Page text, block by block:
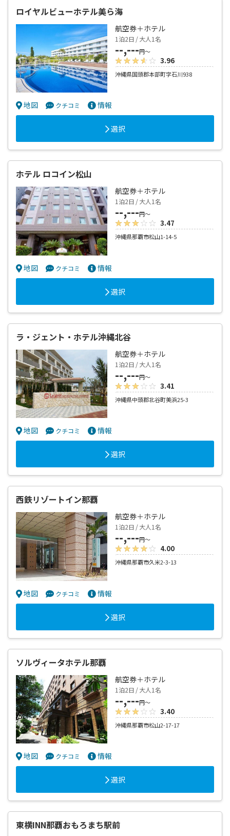
ロイヤルビューホテル美ら海
航空券＋ホテル
1泊2日 / 大人1名
--,---円～
3.96
沖縄県国頭郡本部町字石川938
地図 クチコミ 情報
選択
ホテル ロコイン松山
航空券＋ホテル
1泊2日 / 大人1名
--,---円～
3.47
沖縄県那覇市松山1-14-5
地図 クチコミ 情報
選択
ラ・ジェント・ホテル沖縄北谷
航空券＋ホテル
1泊2日 / 大人1名
--,---円～
3.41
沖縄県中頭郡北谷町美浜25-3
地図 クチコミ 情報
選択
西鉄リゾートイン那覇
航空券＋ホテル
1泊2日 / 大人1名
--,---円～
4.00
沖縄県那覇市久米2-3-13
地図 クチコミ 情報
選択
ソルヴィータホテル那覇
航空券＋ホテル
1泊2日 / 大人1名
--,---円～
3.40
沖縄県那覇市松山2-17-17
地図 クチコミ 情報
選択
東横INN那覇おもろまち駅前